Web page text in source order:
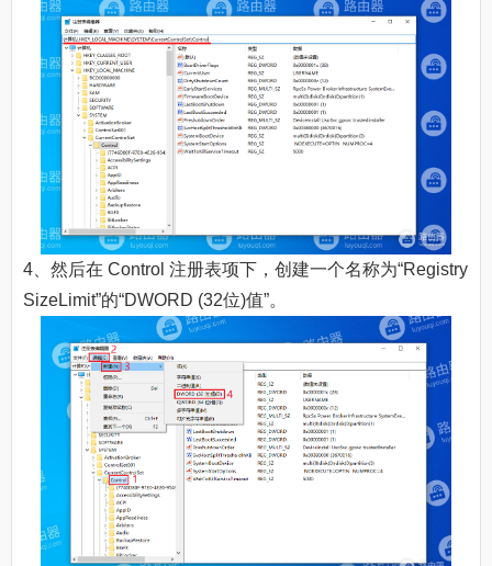
4、然后在 Control 注册表项下，创建一个名称为“Registry
SizeLimit”的“DWORD (32位)值”。